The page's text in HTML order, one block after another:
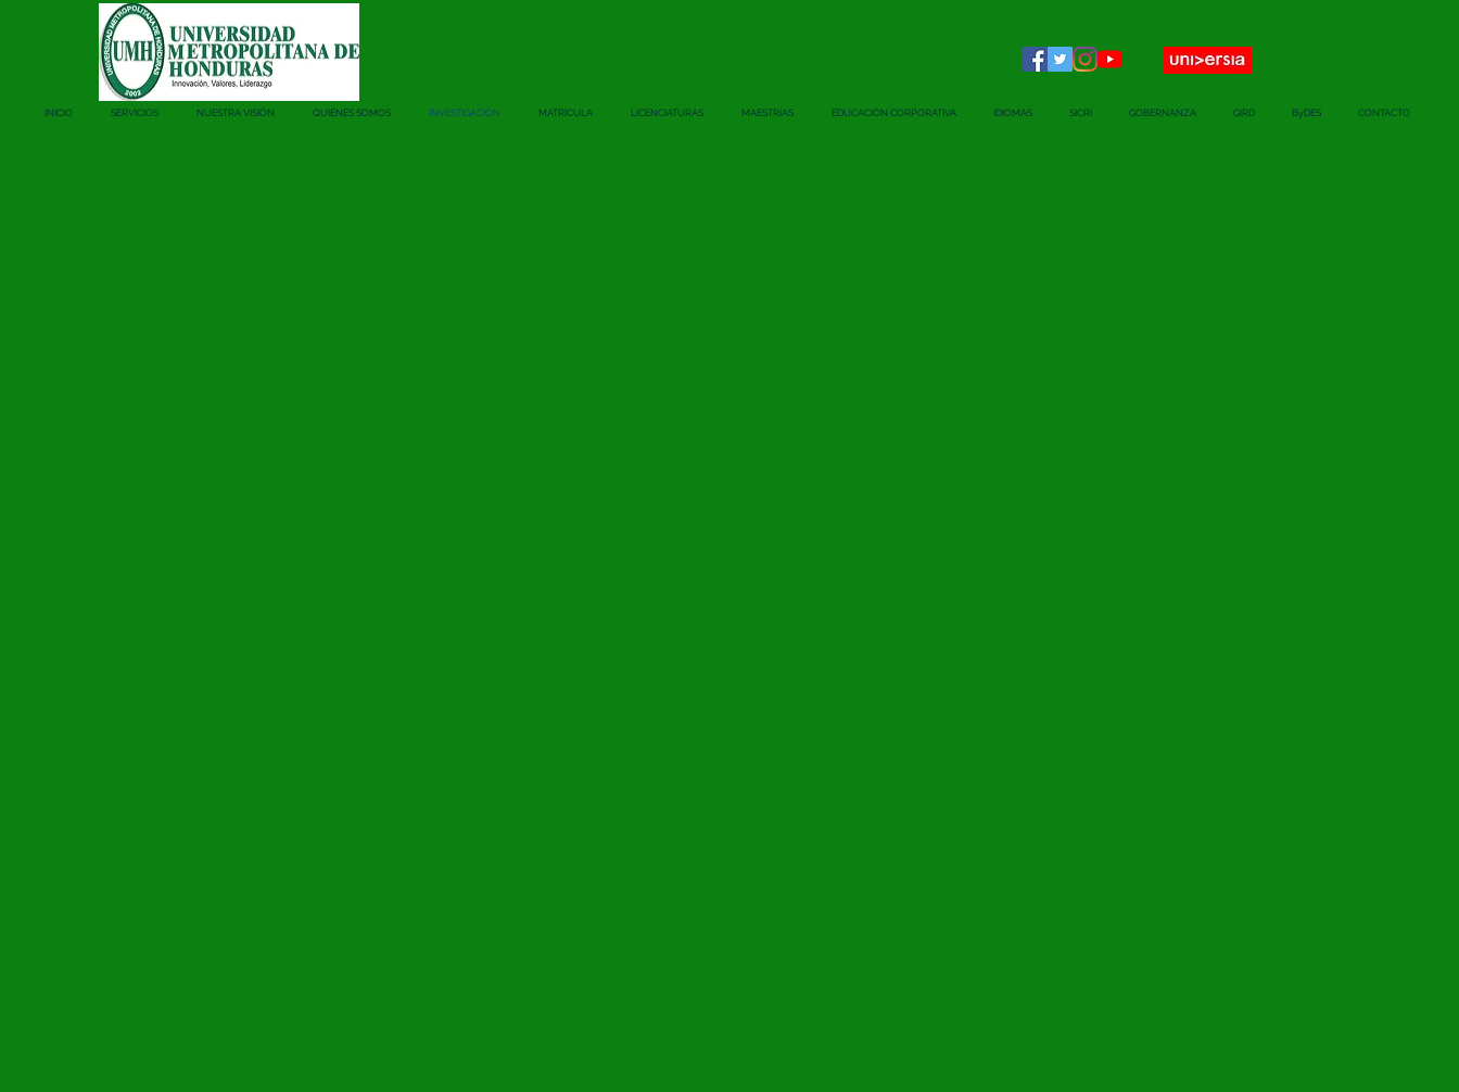
INICIO SERVICIOS NUESTRA VISIÓN QUIÉNES SOMOS INVESTIGACIÓN MATRÍCULA LICENCIATURAS MAESTRÍAS EDUCACIÓN CORPORATIVA IDIOMAS SICRI GOBERNANZA GIRD ByDES CONTACTO